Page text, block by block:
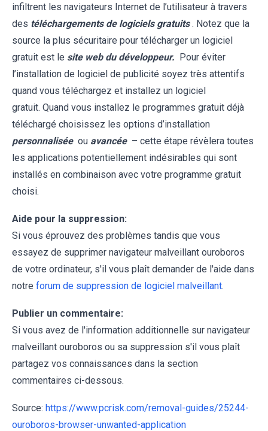
infiltrent les navigateurs Internet de l’utilisateur à travers
des téléchargements de logiciels gratuits . Notez que la
source la plus sécuritaire pour télécharger un logiciel
gratuit est le site web du développeur. Pour éviter
l’installation de logiciel de publicité soyez très attentifs
quand vous téléchargez et installez un logiciel
gratuit. Quand vous installez le programmes gratuit déjà
téléchargé choisissez les options d’installation
personnalisée ou avancée – cette étape révèlera toutes
les applications potentiellement indésirables qui sont
installés en combinaison avec votre programme gratuit
choisi.
Aide pour la suppression:
Si vous éprouvez des problèmes tandis que vous
essayez de supprimer navigateur malveillant ouroboros
de votre ordinateur, s'il vous plaît demander de l'aide dans
notre forum de suppression de logiciel malveillant.
Publier un commentaire:
Si vous avez de l'information additionnelle sur navigateur
malveillant ouroboros ou sa suppression s'il vous plaît
partagez vos connaissances dans la section
commentaires ci-dessous.
Source: https://www.pcrisk.com/removal-guides/25244-
ouroboros-browser-unwanted-application